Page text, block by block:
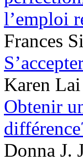
l’emploi
Frances
Karen
Obtenir
Donna J.